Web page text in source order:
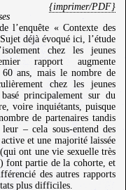
{imprimer/PDF}
l’enquête « Contexte des
déjà évoqué ici, l’étude
chez les jeunes
rapport augmente
ans, mais le nombre de
chez les jeunes
principalement sur du
voire inquiétants, puisque
de partenaires tandis
– cela sous-entend des
et une majorité laissée
ont une vie sexuelle très
font partie de la cohorte, et
des autres rapports
plus difficiles.